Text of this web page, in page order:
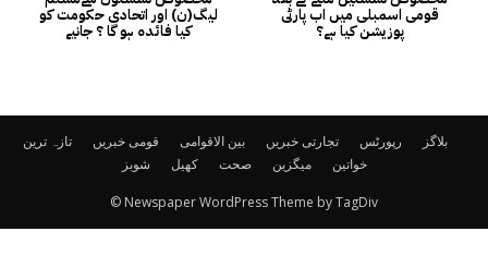
لیگ(ن) اور اتحادی حکومت کو
کیا فائدہ ہو گا ؟ جانیے
قومی اسمبلی میں اب پارٹی
پوزیشن کیا ہے؟
تازہ ترین قومی خبریں بین الاقوامی تجارتی خبریں رپورٹس
بلاگز
شوبز
کھیل صحت میگزین خواتین
© Newspaper WordPress Theme by TagDiv